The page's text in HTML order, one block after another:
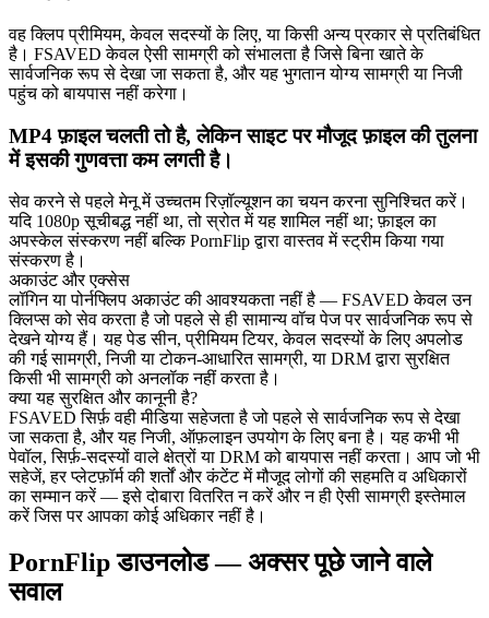
वह क्लिप प्रीमियम, केवल सदस्यों के लिए, या किसी अन्य प्रकार से प्रतिबंधित
है। FSAVED केवल ऐसी सामग्री को संभालता है जिसे बिना खाते के
सार्वजनिक रूप से देखा जा सकता है, और यह भुगतान योग्य सामग्री या निजी
पहुंच को बायपास नहीं करेगा।
MP4 फ़ाइल चलती तो है, लेकिन साइट पर मौजूद फ़ाइल की तुलना
में इसकी गुणवत्ता कम लगती है।
सेव करने से पहले मेनू में उच्चतम रिज़ॉल्यूशन का चयन करना सुनिश्चित करें।
यदि 1080p सूचीबद्ध नहीं था, तो स्रोत में यह शामिल नहीं था; फ़ाइल का
अपस्केल संस्करण नहीं बल्कि PornFlip द्वारा वास्तव में स्ट्रीम किया गया
संस्करण है।
अकाउंट और एक्सेस
लॉगिन या पोर्नफ्लिप अकाउंट की आवश्यकता नहीं है — FSAVED केवल उन
क्लिप्स को सेव करता है जो पहले से ही सामान्य वॉच पेज पर सार्वजनिक रूप से
देखने योग्य हैं। यह पेड सीन, प्रीमियम टियर, केवल सदस्यों के लिए अपलोड
की गई सामग्री, निजी या टोकन-आधारित सामग्री, या DRM द्वारा सुरक्षित
किसी भी सामग्री को अनलॉक नहीं करता है।
क्या यह सुरक्षित और कानूनी है?
FSAVED सिर्फ़ वही मीडिया सहेजता है जो पहले से सार्वजनिक रूप से देखा
जा सकता है, और यह निजी, ऑफ़लाइन उपयोग के लिए बना है। यह कभी भी
पेवॉल, सिर्फ़-सदस्यों वाले क्षेत्रों या DRM को बायपास नहीं करता। आप जो भी
सहेजें, हर प्लेटफ़ॉर्म की शर्तों और कंटेंट में मौजूद लोगों की सहमति व अधिकारों
का सम्मान करें — इसे दोबारा वितरित न करें और न ही ऐसी सामग्री इस्तेमाल
करें जिस पर आपका कोई अधिकार नहीं है।
PornFlip डाउनलोड — अक्सर पूछे जाने वाले
सवाल